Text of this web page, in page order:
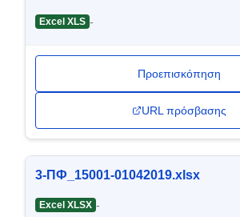
Excel XLS -
Προεπισκόπηση
URL πρόσβασης
3-ПФ_15001-01042019.xlsx
Excel XLSX -